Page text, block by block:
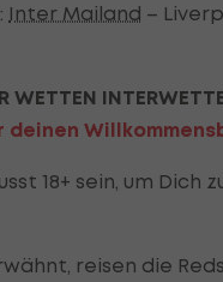
Inter Mailand –
WETTEN
deinen
18+ sein, um
reisen die